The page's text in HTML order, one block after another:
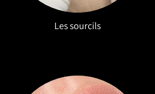
Les sourcils